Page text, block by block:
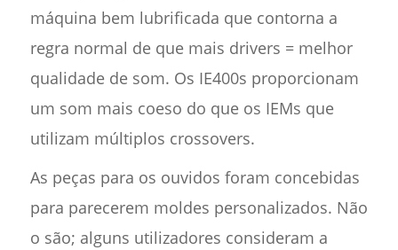
máquina bem lubrificada que contorna a
regra normal de que mais drivers = melhor
qualidade de som. Os IE400s proporcionam
um som mais coeso do que os IEMs que
utilizam múltiplos crossovers.
As peças para os ouvidos foram concebidas
para parecerem moldes personalizados. Não
o são; alguns utilizadores consideram a